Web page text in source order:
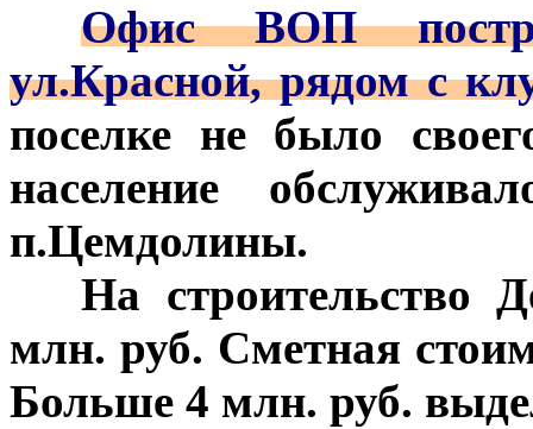
Офис ВОП
ул.Красной, рядом с
поселке не было
население
п.Цемдолины.
На строительство
млн. руб. Сметная
Больше 4 млн. руб.